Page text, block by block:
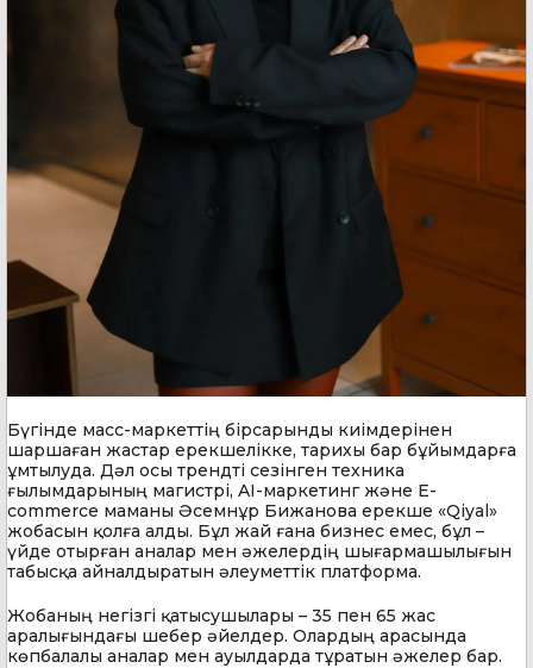
Бүгінде масс-маркеттің бірсарынды киімдерінен
шаршаған жастар ерекшелікке, тарихы бар бұйымдарға
ұмтылуда. Дәл осы трендті сезінген техника
ғылымдарының магистрі, AI-маркетинг және E-
commerce маманы Әсемнұр Бижанова ерекше «Qiyal»
жобасын қолға алды. Бұл жай ғана бизнес емес, бұл –
үйде отырған аналар мен әжелердің шығармашылығын
табысқа айналдыратын әлеуметтік платформа.
Жобаның негізгі қатысушылары – 35 пен 65 жас
аралығындағы шебер әйелдер. Олардың арасында
көпбалалы аналар мен ауылдарда тұратын әжелер бар.